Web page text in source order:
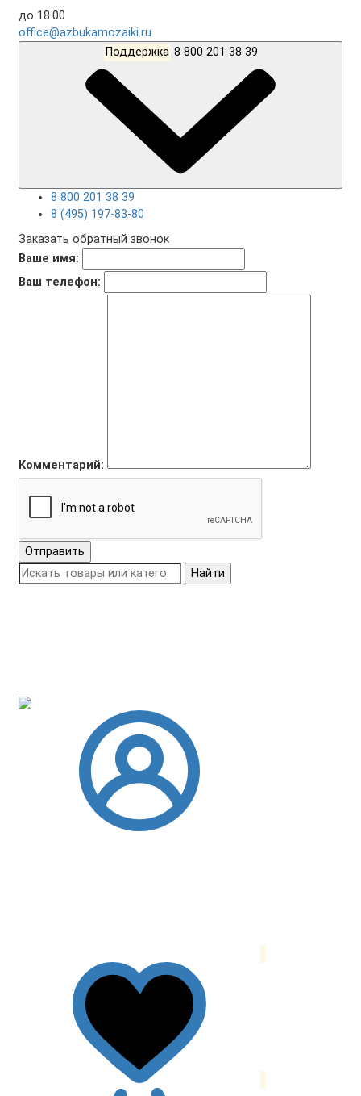
до 18.00
office@azbukamozaiki.ru
Поддержка
8 800 201 38 39
8 (495) 197-83-80
Заказать обратный звонок
Ваше имя:
Ваш телефон:
Комментарий:
Отправить
Найти